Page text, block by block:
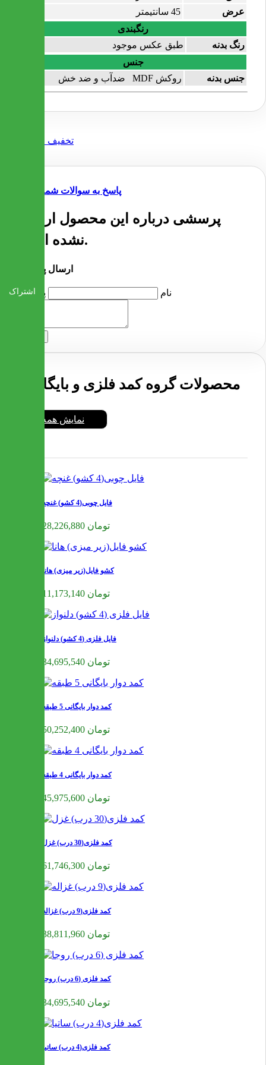
عرض
45 سانتیمتر
رنگبندی
رنگ بدنه
طبق عکس موجود
جنس
جنس بدنه
روکش MDF ضدآب و ضد خش
پاسخ به سوالات شما
پرسشی درباره این محصول ارسال
نشده است.
ارسال پرسش
نام پرسش
محصولات گروه کمد فلزی و بایگانی
نمایش همه
فایل چوبی(4 کشو) غنچه
28,226,880 تومان
کشو فایل(زیر میزی) هانا
11,173,140 تومان
فایل فلزی (4 کشو) دلنواز
34,695,540 تومان
کمد دوار بایگانی 5 طبقه
50,252,400 تومان
کمد دوار بایگانی 4 طبقه
45,975,600 تومان
کمد فلزی(30 درب) غزل
61,746,300 تومان
کمد فلزی(9 درب) غزاله
38,811,960 تومان
کمد فلزی (6 درب) روجا
34,695,540 تومان
کمد فلزی(4 درب) ساتیا
اشتراک